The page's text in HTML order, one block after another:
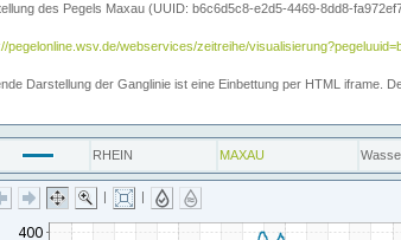
des Pegels Maxau (UUID: b6c6d5c8-e2d5-4469-8dd8-
pegelonline.wsv.de/webservices/zeitreihe/
Darstellung der Ganglinie ist eine Einbettung per HTML iframe.